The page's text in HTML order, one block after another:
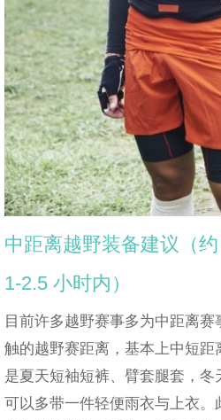
中距离越野装备建议（
1-2.5 小时内）
目前许多越野赛事多为中距离
触的越野赛距离，基本上中短
是夏天短袖短裤、臂套腿套，冬
可以多带一件轻便雨衣与上衣。